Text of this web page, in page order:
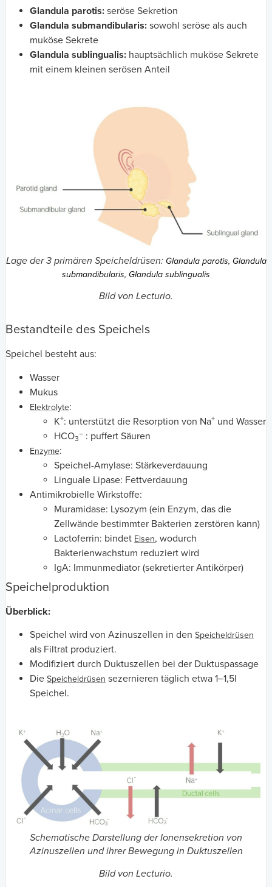
Glandula parotis: seröse Sekretion
Glandula submandibularis: sowohl seröse als auch
muköse Sekrete
Glandula sublingualis: hauptsächlich muköse Sekrete
mit einem kleinen serösen Anteil
Lage der 3 primären Speicheldrüsen: Glandula parotis, Glandula
submandibularis, Glandula sublingualis
Bild von Lecturio.
Bestandteile des Speichels
Speichel besteht aus:
Wasser
Mukus
Elektrolyte:
K+: unterstützt die Resorption von Na+ und Wasser
HCO3
– : puffert Säuren
Enzyme:
Speichel-Amylase: Stärkeverdauung
Linguale Lipase: Fettverdauung
Antimikrobielle Wirkstoffe:
Muramidase: Lysozym (ein Enzym, das die
Zellwände bestimmter Bakterien zerstören kann)
Lactoferrin: bindet Eisen, wodurch
Bakterienwachstum reduziert wird
IgA: Immunmediator (sekretierter Antikörper)
Speichelproduktion
Überblick:
Speichel wird von Azinuszellen in den Speicheldrüsen
als Filtrat produziert.
Modifiziert durch Duktuszellen bei der Duktuspassage
Die Speicheldrüsen sezernieren täglich etwa 1‒1,5l
Speichel.
Schematische Darstellung der Ionensekretion von
Azinuszellen und ihrer Bewegung in Duktuszellen
Bild von Lecturio.